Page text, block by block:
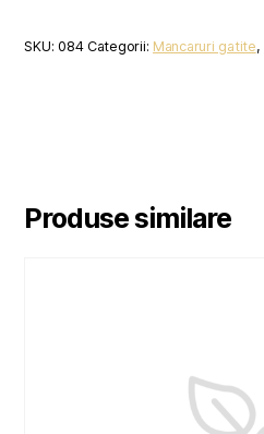
SKU:084 Categorii: Mancaruri gatite,
Produse similare